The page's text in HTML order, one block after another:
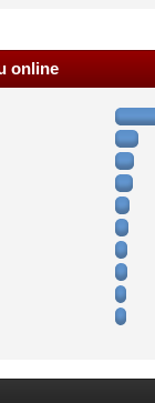
online